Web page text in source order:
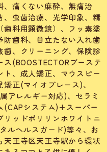
、痛くない麻酔、無痛治
虫歯治療、光学印象、精
科用顕微鏡）、フッ素塗
歯科、目立たない入れ歯
、クリーニング、保険診
(BOOSTECTORブーステ
、成人矯正、マウスピー
正(マイオブレース)、
アレルギー対応)、セラミ
(CAPシステム)+スーパー
ッドポリリンホワイトニ
ルヘルスガード)等々、お
天王寺区天王寺駅から環状